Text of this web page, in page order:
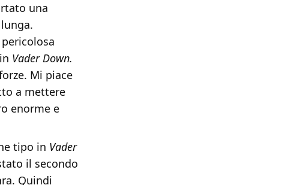
una
Vader Down.
Mi piace
a mettere
enorme e
tipo in Vader
il secondo
Quindi